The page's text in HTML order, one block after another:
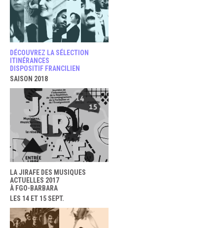
DÉCOUVREZ LA SÉLECTION
ITINÉRANCES
DISPOSITIF FRANCILIEN
SAISON 2018
LA JIRAFE DES MUSIQUES
ACTUELLES 2017
À FGO-BARBARA
LES 14 ET 15 SEPT.